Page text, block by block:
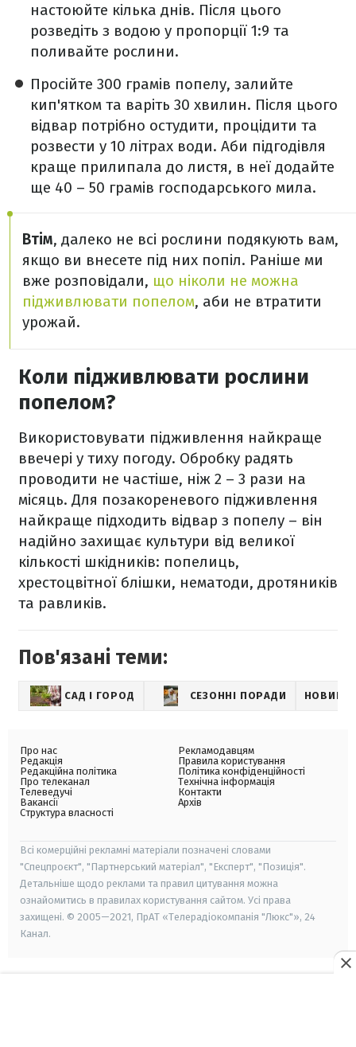
настоюйте кілька днів. Після цього
розведіть з водою у пропорції 1:9 та
поливайте рослини.
Просійте 300 грамів попелу, залийте
кип'ятком та варіть 30 хвилин. Після цього
відвар потрібно остудити, процідити та
розвести у 10 літрах води. Аби підгодівля
краще прилипала до листя, в неї додайте
ще 40 – 50 грамів господарського мила.
Втім, далеко не всі рослини подякують вам,
якщо ви внесете під них попіл. Раніше ми
вже розповідали, що ніколи не можна
підживлювати попелом, аби не втратити
урожай.
Коли підживлювати рослини
попелом?
Використовувати підживлення найкраще
ввечері у тиху погоду. Обробку радять
проводити не частіше, ніж 2 – 3 рази на
місяць. Для позакореневого підживлення
найкраще підходить відвар з попелу – він
надійно захищає культури від великої
кількості шкідників: попелиць,
хрестоцвітної блішки, нематоди, дротяників
та равликів.
Пов'язані теми:
САД І ГОРОД СЕЗОННІ ПОРАДИ НОВИНИ
Про нас
Редакція
Редакційна політика
Про телеканал
Телеведучі
Вакансії
Структура власності
Рекламодавцям
Правила користування
Політика конфіденційності
Технічна інформація
Контакти
Архів
Всі комерційні рекламні матеріали позначені словами
"Спецпроєкт", "Партнерський матеріал", "Експерт", "Позиція".
Детальніше щодо реклами та правил цитування можна
ознайомитись в правилах користування сайтом. Усі права
захищені. © 2005—2021, ПрАТ «Телерадіокомпанія "Люкс"», 24
Канал.